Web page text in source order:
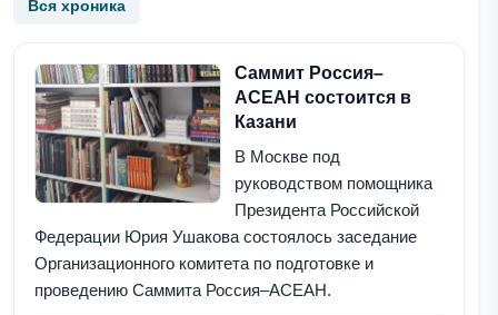
Вся хроника
Саммит Россия–
АСЕАН состоится в
Казани
В Москве под
руководством помощника
Президента Российской
Федерации Юрия Ушакова состоялось заседание
Организационного комитета по подготовке и
проведению Саммита Россия–АСЕАН.